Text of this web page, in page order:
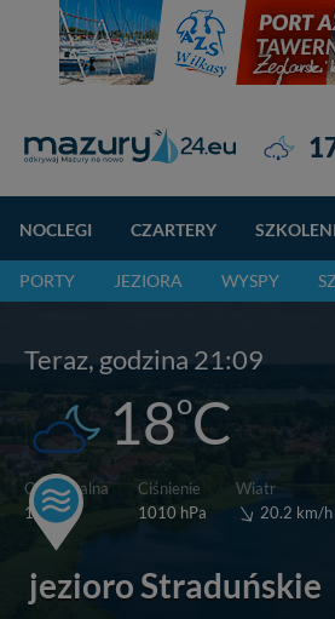
NOCLEGI CZARTERY
PORTY JEZIORA WYSPY
Teraz, godzina 21:09
18oC
Odczuwalna
15oC
Ciśnienie
1010 hPa
Wiatr
20.2 km/h
jezioro Straduńskie